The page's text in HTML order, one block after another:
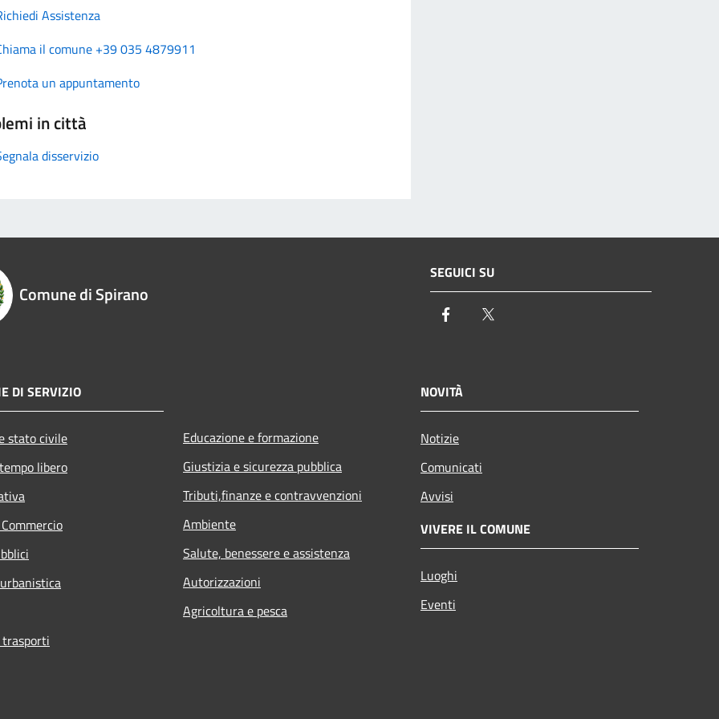
Assistenza
il comune +39 035 4879911
un appuntamento
in città
disservizio
Comune di Spirano
SEGUICI SU
Facebook
DI SERVIZIO
stato civile
libero
Educazione e formazione
Giustizia e sicurezza pubblica
Tributi,finanze e contravvenzioni
Ambiente
Salute, benessere e assistenza
Autorizzazioni
Agricoltura e pesca
NOVITÀ
Notizie
Comunicati
Avvisi
VIVERE IL COMUNE
Luoghi
Eventi